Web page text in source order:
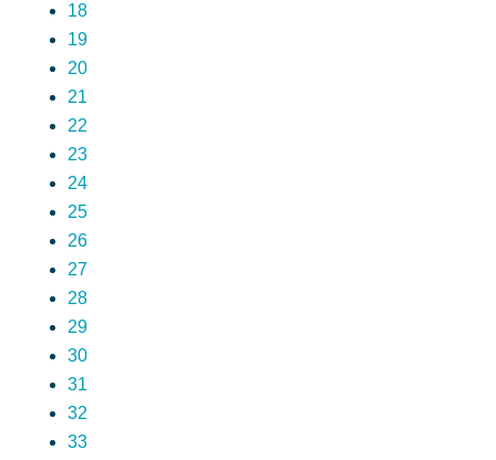
18
19
20
21
22
23
24
25
26
27
28
29
30
31
32
33